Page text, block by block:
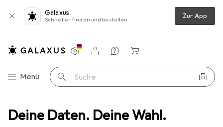
Deine Daten. Deine Wahl.
Galaxus
Schneller finden und bestellen Zur App
Navigation nach Kategorien
Menü Suche
Einstellungen
Kundenkonto
Vergleichslisten
Merklisten
Warenkorb
Bekleidung Hosen Urban Classics Ladies High Waist Leggings